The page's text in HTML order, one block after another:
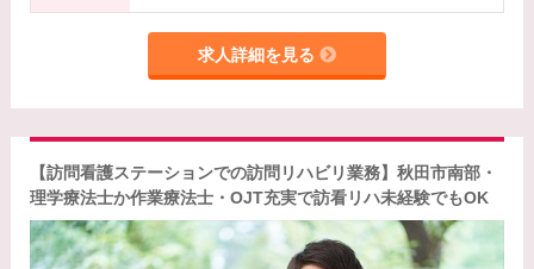
求人詳細を見る
【訪問看護ステーションでの訪問リハビリ業務】秋田市南部・
理学療法士か作業療法士・OJT充実で訪看リハ未経験でもOK